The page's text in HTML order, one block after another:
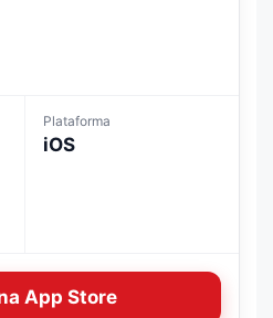
Plataforma
iOS
App Store